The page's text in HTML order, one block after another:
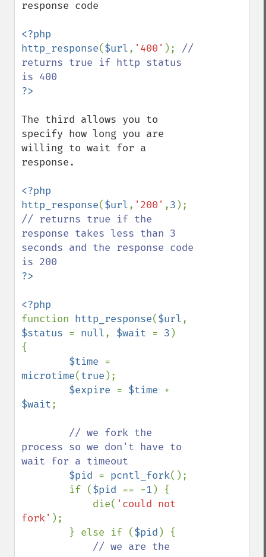
response code
<?php
http_response($url, '400' ); //
returns true if http status
The third allows you to
specify how long you are
willing to wait for a
response.
<?php
http_response($url, '200' ,3
// returns true if the
response takes less than 3
seconds and the response code
function http_response($url
$status = null, $wait = 3 )
{
$time
microtime(true );
$expire = $time
$wait;
// we fork the
process so we don't have to
wait for a timeout
$pid = pcntl_fork();
        if (
$pid == -1 ) {
            die(
'could not
fork' );
        } else if (
$pid ) {
// we are the